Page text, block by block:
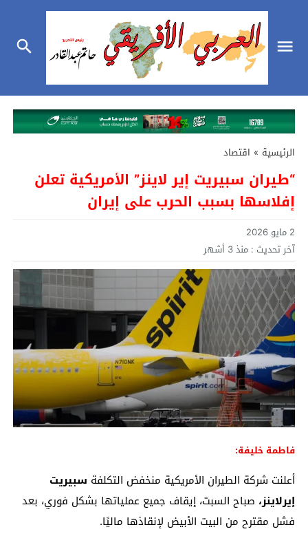
الرئيسية » اقتصاد
“طيران سبيريت إير لاينز” الأمريكية تعلن
إفلاسها بسبب الحرب على إيران
2 مايو 2026
آخر تحديث : منذ 3 أشهر
فاطمة خليفة:
أعلنت شركة الطيران الأمريكية منخفض التكلفة سبيريت
إيرلاينز، صباح السبت، إيقاف جميع عملياتها بشكل فوري، بعد
فشل مقترح من البيت الأبيض لإنقاذها ماليًا.